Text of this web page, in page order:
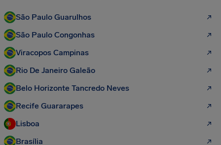
São Paulo Guarulhos
São Paulo Congonhas
Viracopos Campinas
Rio De Janeiro Galeão
Belo Horizonte Tancredo Neves
Recife Guararapes
Lisboa
Brasília